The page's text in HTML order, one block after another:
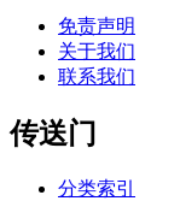
免责声明
关于我们
联系我们
传送门
分类索引